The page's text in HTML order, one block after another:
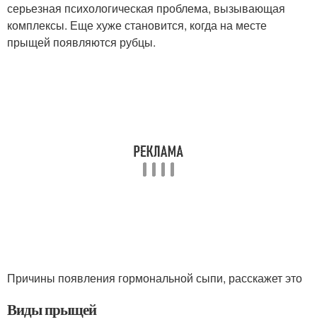
серьезная психологическая проблема, вызывающая
комплексы. Еще хуже становится, когда на месте
прыщей появляются рубцы.
Причины появления гормональной сыпи, расскажет это
Виды прыщей